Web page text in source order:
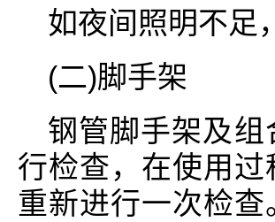
如夜间照明不足
(二)脚手架
钢管脚手架及
行检查，在使用
重新进行一次检